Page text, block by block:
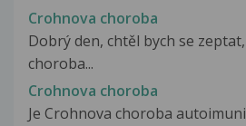
Crohnova choroba
Dobrý den, chtěl bych se
choroba...
Crohnova choroba
Je Crohnova choroba